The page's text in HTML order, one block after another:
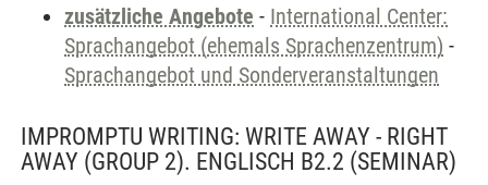
zusätzliche Angebote - International Center:
Sprachangebot (ehemals Sprachenzentrum) -
Sprachangebot und Sonderveranstaltungen
IMPROMPTU WRITING: WRITE AWAY - RIGHT
AWAY (GROUP 2). ENGLISCH B2.2 (SEMINAR)